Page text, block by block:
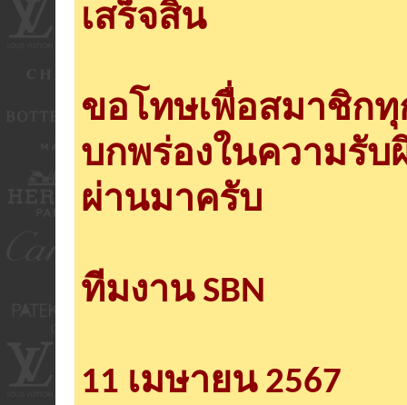
เสร็จสิ้น
ขอโทษเพื่อสมาชิก
บกพร่องในความรั
ผ่านมาครับ
ทีมงาน SBN
11 เมษายน 2567